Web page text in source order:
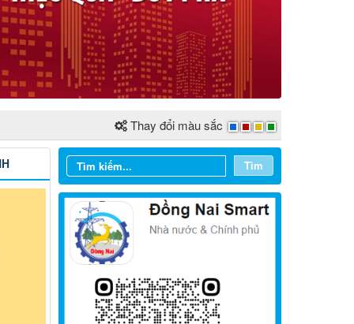
Thay đổi màu sắc
Tìm
Từ ngày 03/8/2026 đến ngày
09/8/2026